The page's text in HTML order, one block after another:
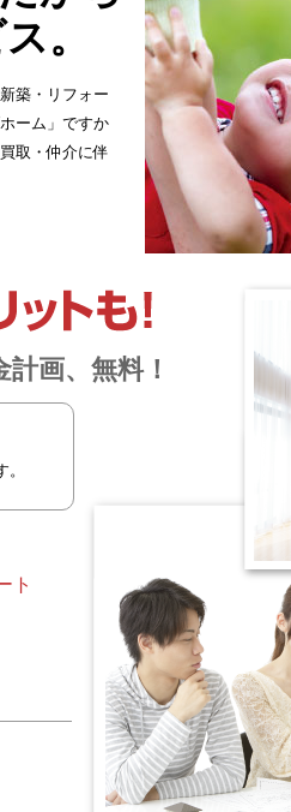
。
築・リフォー
ーム」ですか
取・仲介に伴
計画、無料！
ト